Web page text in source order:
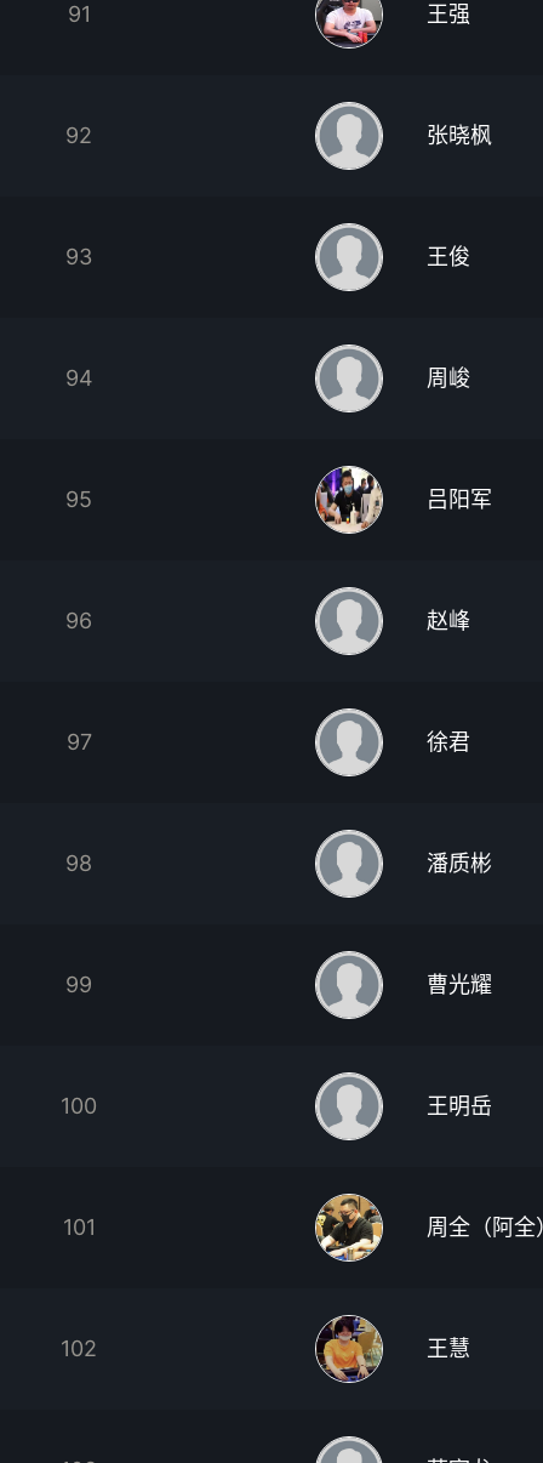
91 王强
92 张晓枫
93 王俊
94 周峻
95 吕阳军
96 赵峰
97 徐君
98 潘质彬
99 曹光耀
100 王明岳
101 周全（阿全
102 王慧